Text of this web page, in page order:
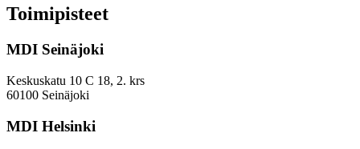
ja
kehyskunnat
parantaa
EVP-
indeksissä?
Toimipisteet
MDI Seinäjoki
Keskuskatu 10 C 18, 2. krs
60100 Seinäjoki
MDI Helsinki